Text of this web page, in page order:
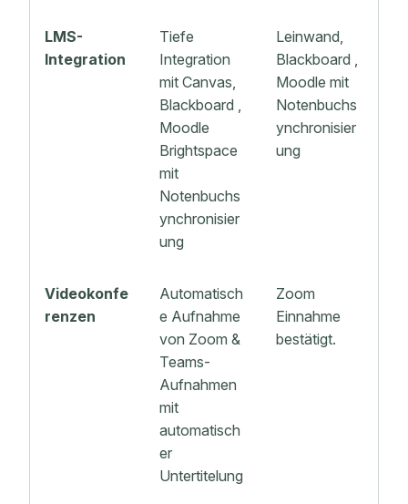
LMS-
Integration
Tiefe
Integration
mit Canvas,
Blackboard ,
Moodle
Brightspace
mit
Notenbuchs
ynchronisier
ung
Leinwand,
Blackboard ,
Moodle mit
Notenbuchs
ynchronisier
ung
Videokonfe
renzen
Automatisch
e Aufnahme
von Zoom &
Teams-
Aufnahmen
mit
automatisch
er
Untertitelung
Zoom
Einnahme
bestätigt.